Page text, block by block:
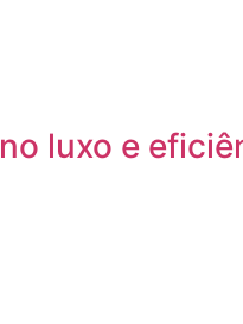
luxo e